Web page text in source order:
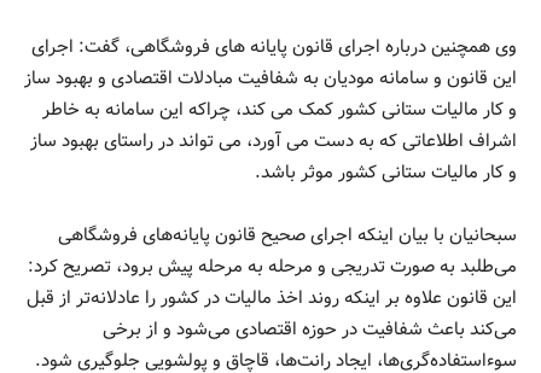
وی همچنین درباره اجرای قانون پایانه ‌های فروشگاهی، گفت: اجرای
این قانون و سامانه مودیان به شفافیت مبادلات اقتصادی و بهبود ساز
و کار مالیات ستانی کشور کمک می کند، چراکه این سامانه به خاطر
اشراف اطلاعاتی‌ که به دست‌ می ‌آورد،‌ می ‌تواند در راستای بهبود ساز
و کار مالیات ستانی کشور موثر باشد.
سبحانیان با بیان اینکه اجرای صحیح قانون پایانه‌های فروشگاهی
می‌طلبد به صورت تدریجی و مرحله به مرحله پیش برود، تصریح کرد:
این قانون‌ علاوه بر اینکه روند اخذ مالیات در کشور را عادلانه‌تر از قبل
می‌کند باعث شفافیت در حوزه اقتصادی می‌شود و از برخی
سوء‌استفاده‌گری‌ها، ایجاد رانت‌ها، قاچاق و پولشویی جلوگیری شود.